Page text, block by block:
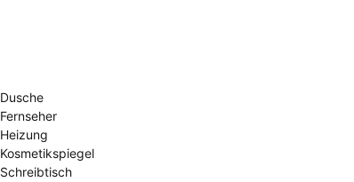
Dusche
Fernseher
Heizung
Kosmetikspiegel
Schreibtisch